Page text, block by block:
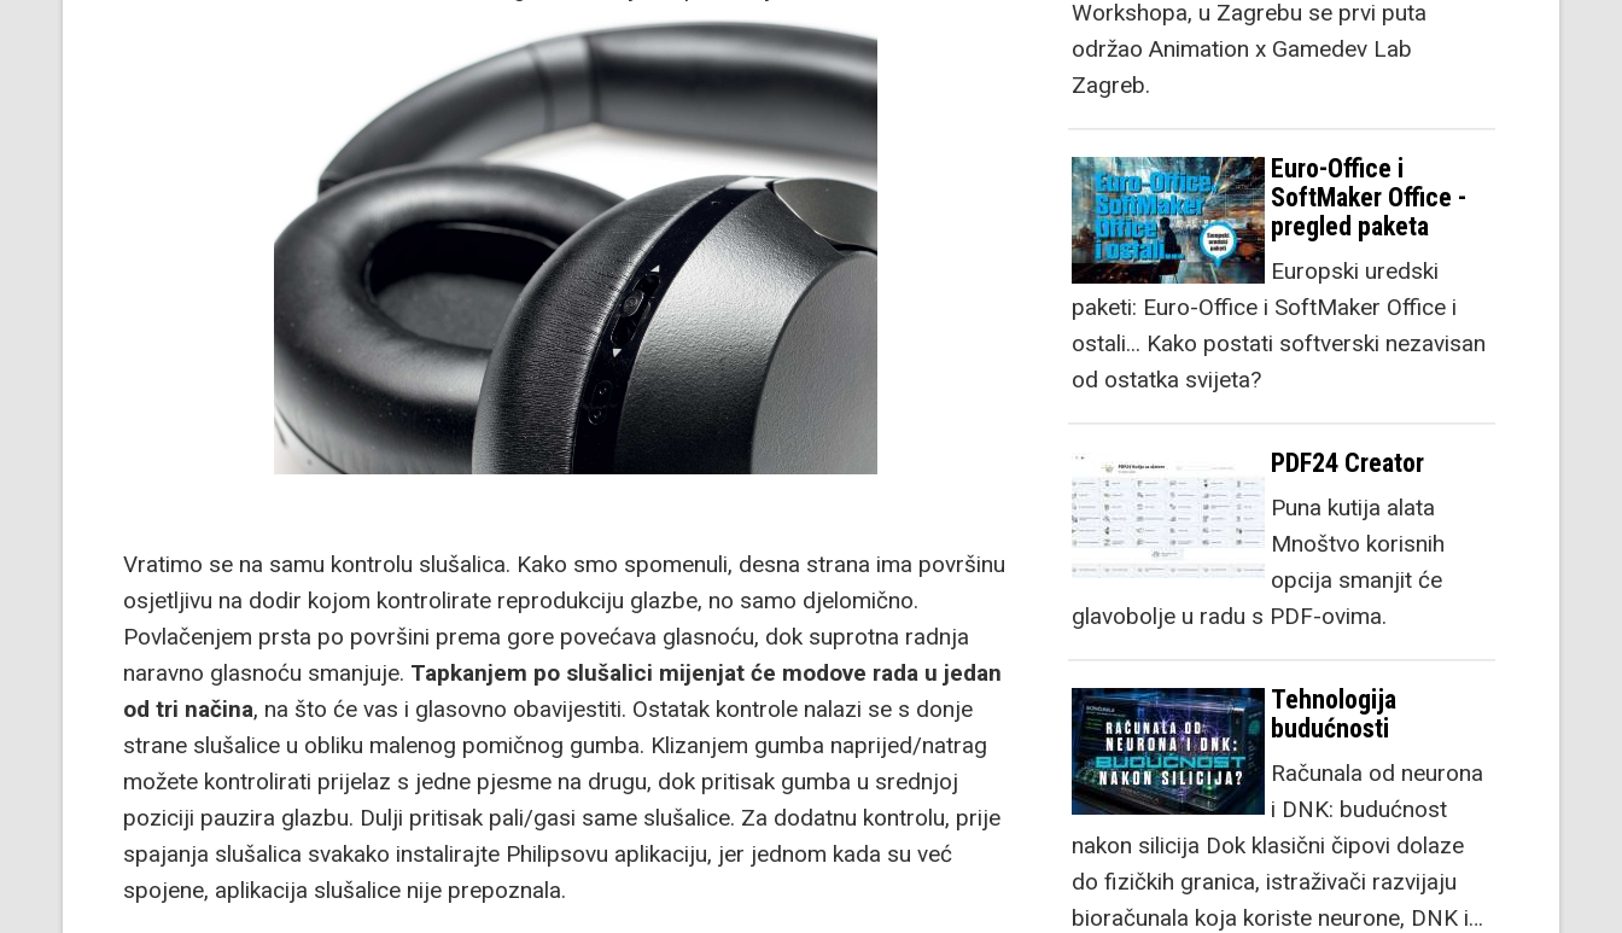
Vratimo se na samu kontrolu slušalica. Kako smo spomenuli, desna strana ima površinu
osjetljivu na dodir kojom kontrolirate reprodukciju glazbe, no samo djelomično.
Povlačenjem prsta po površini prema gore povećava glasnoću, dok suprotna radnja
naravno glasnoću smanjuje. Tapkanjem po slušalici mijenjat će modove rada u jedan
od tri načina, na što će vas i glasovno obavijestiti. Ostatak kontrole nalazi se s donje
strane slušalice u obliku malenog pomičnog gumba. Klizanjem gumba naprijed/natrag
možete kontrolirati prijelaz s jedne pjesme na drugu, dok pritisak gumba u srednjoj
poziciji pauzira glazbu. Dulji pritisak pali/gasi same slušalice. Za dodatnu kontrolu, prije
spajanja slušalica svakako instalirajte Philipsovu aplikaciju, jer jednom kada su već
spojene, aplikacija slušalice nije prepoznala.
Workshopa, u Zagrebu se prvi puta
održao Animation x Gamedev Lab
Zagreb.
Euro-Office i
SoftMaker Office -
pregled paketa
Europski uredski
paketi: Euro-Office i SoftMaker Office i
ostali... Kako postati softverski nezavisan
od ostatka svijeta?
PDF24 Creator
Puna kutija alata
Mnoštvo korisnih
opcija smanjit će
glavobolje u radu s PDF-ovima.
Tehnologija
budućnosti
Računala od neurona
i DNK: budućnost
nakon silicija Dok klasični čipovi dolaze
do fizičkih granica, istraživači razvijaju
bioračunala koja koriste neurone, DNK i…